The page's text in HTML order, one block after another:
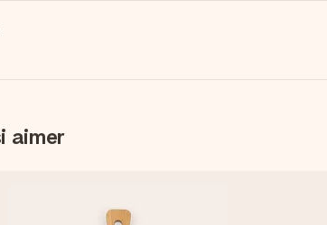
aimer